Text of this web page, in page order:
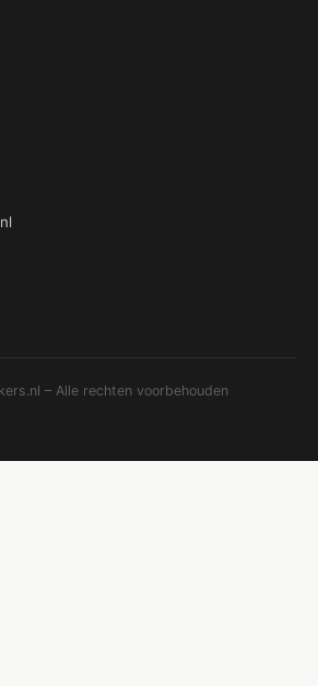
– Alle rechten voorbehouden